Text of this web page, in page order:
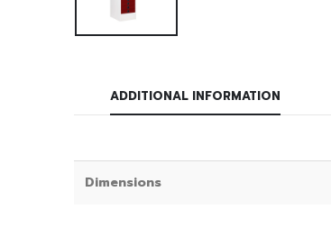
ADDITIONAL INFORMATION
Dimensions